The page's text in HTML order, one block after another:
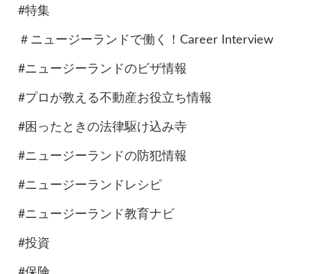
#特集
＃ニュージーランドで働く！Career Interview
#ニュージーランドのビザ情報
#プロが教える不動産お役立ち情報
#困ったときの法律駆け込み寺
#ニュージーランドの防犯情報
#ニュージーランドレシピ
#ニュージーランド教育ナビ
#投資